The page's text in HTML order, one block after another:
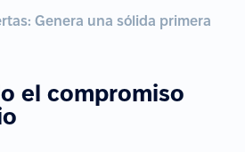
Genera una sólida primera
el compromiso